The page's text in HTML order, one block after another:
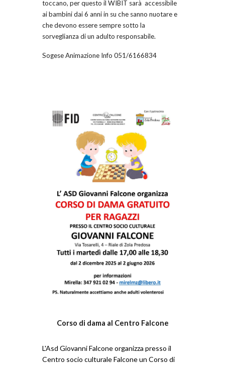
toccano, per questo il WIBIT sarà accessibile
ai bambini dai 6 anni in su che sanno nuotare e
che devono essere sempre sotto la
sorveglianza di un adulto responsabile.
Sogese Animazione Info 051/6166834
Corso di dama al Centro Falcone
L'Asd Giovanni Falcone organizza presso il
Centro socio culturale Falcone un Corso di